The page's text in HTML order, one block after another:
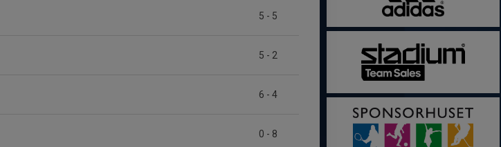
5 - 5
5 - 2
6 - 4
0 - 8